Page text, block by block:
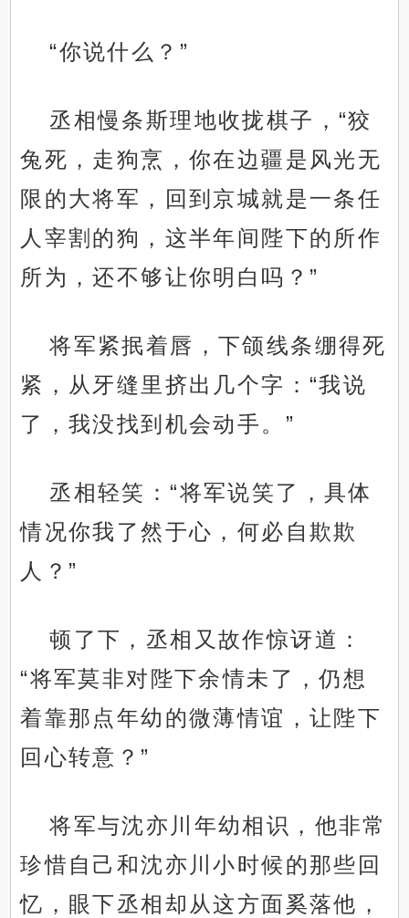
“你说什么？”
丞相慢条斯理地收拢棋子，“狡
兔死，走狗烹，你在边疆是风光无
限的大将军，回到京城就是一条任
人宰割的狗，这半年间陛下的所作
所为，还不够让你明白吗？”
将军紧抿着唇，下颌线条绷得死
紧，从牙缝里挤出几个字：“我说
了，我没找到机会动手。”
丞相轻笑：“将军说笑了，具体
情况你我了然于心，何必自欺欺
人？”
顿了下，丞相又故作惊讶道：
“将军莫非对陛下余情未了，仍想
着靠那点年幼的微薄情谊，让陛下
回心转意？”
将军与沈亦川年幼相识，他非常
珍惜自己和沈亦川小时候的那些回
忆，眼下丞相却从这方面奚落他，